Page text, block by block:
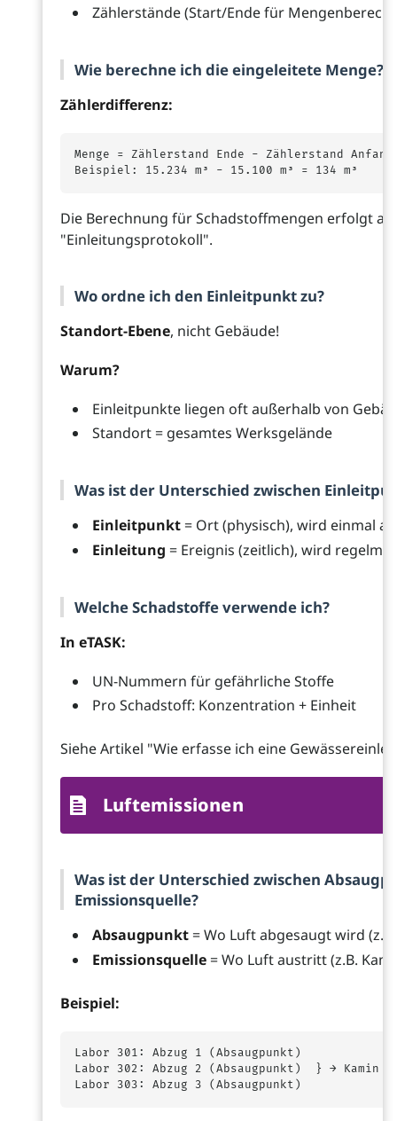
Zählerstände (Start/Ende für
Wie berechne ich die eingeleitete Menge?
Zählerdifferenz:
Menge = Zählerstand Ende - Zählerstand Anfang
Die Berechnung für Schadstoffmengen erfolgt
"Einleitungsprotokoll".
Wo ordne ich den Einleitpunkt zu?
Standort-Ebene, nicht Gebäude!
Warum?
Einleitpunkte liegen oft außerhalb von
Standort = gesamtes Werksgelände
Was ist der Unterschied zwischen
Einleitpunkt = Ort (physisch), wird einmal
Einleitung = Ereignis (zeitlich), wird
Welche Schadstoffe verwende ich?
In eTASK:
UN-Nummern für gefährliche Stoffe
Pro Schadstoff: Konzentration + Einheit
Siehe Artikel "Wie erfasse ich eine
Luftemissionen
Was ist der Unterschied zwischen
Emissionsquelle?
Absaugpunkt = Wo Luft abgesaugt wird
Emissionsquelle = Wo Luft austritt (z.B.
Beispiel:
Labor 301: Abzug 1 (Absaugpunkt)
Labor 302: Abzug 2 (Absaugpunkt)  } → Kamin